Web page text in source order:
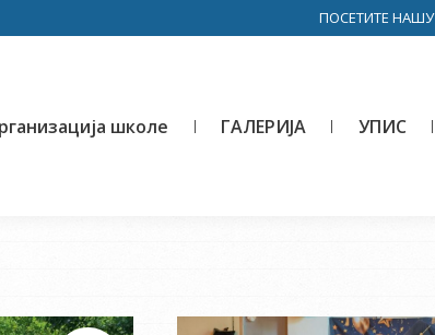
ПОСЕТИТЕ НАШУ
школе ГАЛЕРИЈА УПИС